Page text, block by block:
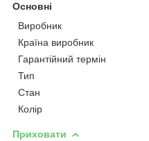
Основні
Виробник
Країна виробник
Гарантійний термін
Тип
Стан
Колір
Приховати